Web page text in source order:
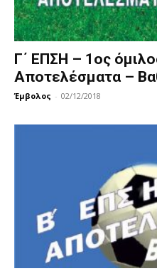
Γ΄ ΕΠΣΗ – 1ος
Αποτελέσματα –
Έμβολος - 02/12/2018